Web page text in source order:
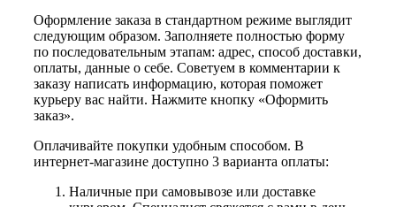
Оформление заказа в стандартном режиме выглядит
следующим образом. Заполняете полностью форму
по последовательным этапам: адрес, способ доставки,
оплаты, данные о себе. Советуем в комментарии к
заказу написать информацию, которая поможет
курьеру вас найти. Нажмите кнопку «Оформить
заказ».
Оплачивайте покупки удобным способом. В
интернет-магазине доступно 3 варианта оплаты:
Наличные при самовывозе или доставке